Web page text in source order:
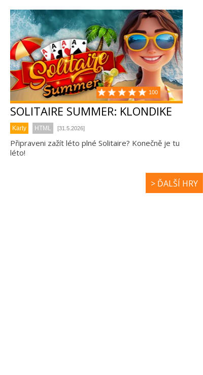
100
SOLITAIRE SUMMER: KLONDIKE
Karty HTML [31.5.2026]
Připraveni zažít léto plné Solitaire? Konečně je tu
léto!
> ĎALŠÍ HRY